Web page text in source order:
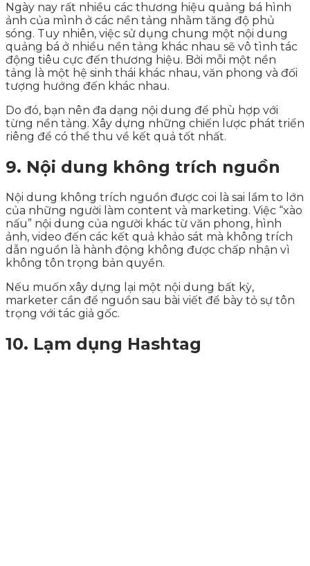
Ngày nay rất nhiều các thương hiệu quảng bá hình
ảnh của mình ở các nền tảng nhằm tăng độ phủ
sóng. Tuy nhiên, việc sử dụng chung một nội dung
quảng bá ở nhiều nền tảng khác nhau sẽ vô tình tác
động tiêu cực đến thương hiệu. Bởi mỗi một nền
tảng là một hệ sinh thái khác nhau, văn phong và đối
tượng hướng đến khác nhau.
Do đó, bạn nên đa dạng nội dung để phù hợp với
từng nền tảng. Xây dựng những chiến lược phát triển
riêng để có thể thu về kết quả tốt nhất.
9. Nội dung không trích nguồn
Nội dung không trích nguồn được coi là sai lầm to lớn
của những người làm content và marketing. Việc “xào
nấu” nội dung của người khác từ văn phong, hình
ảnh, video đến các kết quả khảo sát mà không trích
dẫn nguồn là hành động không được chấp nhận vì
không tôn trọng bản quyền.
Nếu muốn xây dựng lại một nội dung bất kỳ,
marketer cần để nguồn sau bài viết để bày tỏ sự tôn
trọng với tác giả gốc.
10. Lạm dụng Hashtag